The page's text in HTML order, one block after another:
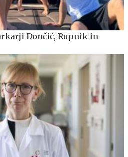
Dončić, Rupnik in